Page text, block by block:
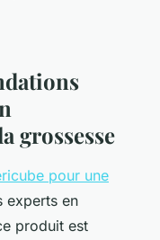
grossesse
pour une
experts en
produit est